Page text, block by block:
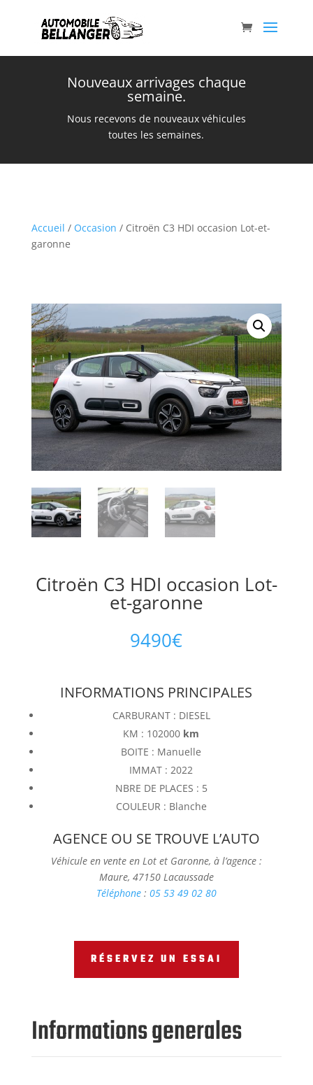
Nouveaux arrivages chaque
semaine.
Nous recevons de nouveaux véhicules
toutes les semaines.
Accueil / Occasion / Citroën C3 HDI occasion Lot-et-
garonne
Citroën C3 HDI occasion Lot-
et-garonne
9490€
INFORMATIONS PRINCIPALES
CARBURANT : DIESEL
KM : 102000 km
BOITE : Manuelle
IMMAT : 2022
NBRE DE PLACES : 5
COULEUR : Blanche
AGENCE OU SE TROUVE L’AUTO
Véhicule en vente en Lot et Garonne, à l’agence :
Maure, 47150 Lacaussade
Téléphone: 05 53 49 02 80
RÉSERVEZ UN ESSAI
Informations generales